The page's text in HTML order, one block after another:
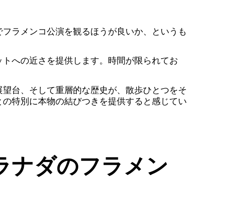
ラメンコ公演を観るほうが良いか、というも
への近さを提供します。時間が限られてお
台、そして重層的な歴史が、散歩ひとつをそ
特別に本物の結びつきを提供すると感じてい
ダのフラメン